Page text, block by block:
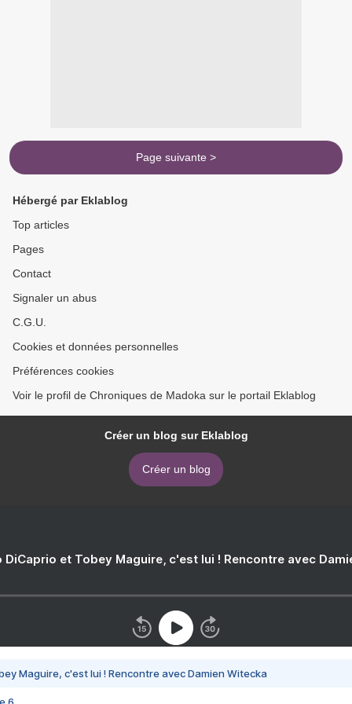
Page suivante >
Hébergé par Eklablog
Top articles
Pages
Contact
Signaler un abus
C.G.U.
Cookies et données personnelles
Préférences cookies
Voir le profil de Chroniques de Madoka sur le portail Eklablog
Créer un blog sur Eklablog
Créer un blog
DiCaprio et Tobey Maguire, c'est lui ! Rencontre avec
Maguire, c'est lui ! Rencontre avec Damien Witecka